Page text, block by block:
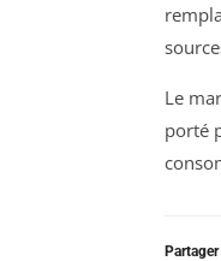
Le
porté
Partager